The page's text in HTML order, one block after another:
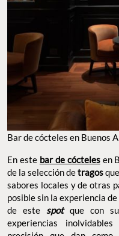
Bar de cócteles en Buenos
En este bar de cóctelesen
de la selección detragos
sabores locales y de otras
posible sin la experiencia de
de este spot que con
experiencias